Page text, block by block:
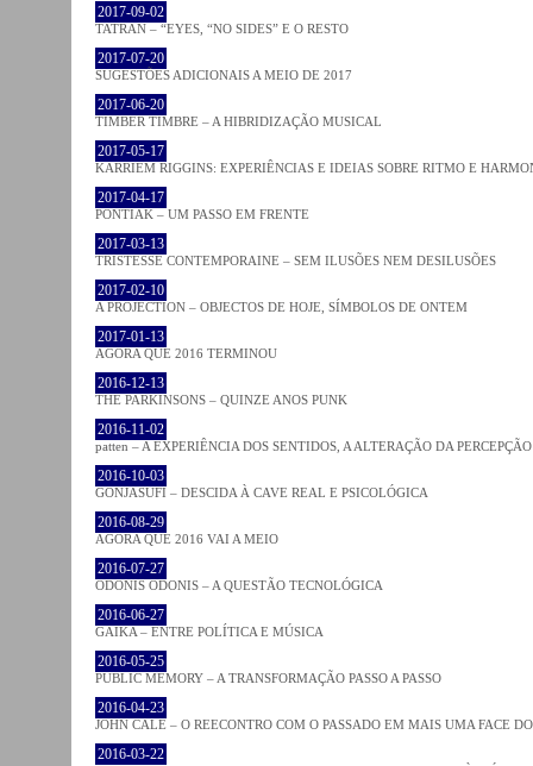
2017-09-02
TATRAN – “EYES, “NO SIDES” E O RESTO
2017-07-20
SUGESTÕES ADICIONAIS A MEIO DE 2017
2017-06-20
TIMBER TIMBRE – A HIBRIDIZAÇÃO MUSICAL
2017-05-17
KARRIEM RIGGINS: EXPERIÊNCIAS E IDEIAS SOBRE RITMO E
2017-04-17
PONTIAK – UM PASSO EM FRENTE
2017-03-13
TRISTESSE CONTEMPORAINE – SEM ILUSÕES NEM DESILUSÕES
2017-02-10
A PROJECTION – OBJECTOS DE HOJE, SÍMBOLOS DE ONTEM
2017-01-13
AGORA QUE 2016 TERMINOU
2016-12-13
THE PARKINSONS – QUINZE ANOS PUNK
2016-11-02
patten – A EXPERIÊNCIA DOS SENTIDOS, A ALTERAÇÃO DA PERCEPÇÃO
2016-10-03
GONJASUFI – DESCIDA À CAVE REAL E PSICOLÓGICA
2016-08-29
AGORA QUE 2016 VAI A MEIO
2016-07-27
ODONIS ODONIS – A QUESTÃO TECNOLÓGICA
2016-06-27
GAIKA – ENTRE POLÍTICA E MÚSICA
2016-05-25
PUBLIC MEMORY – A TRANSFORMAÇÃO PASSO A PASSO
2016-04-23
JOHN CALE – O REECONTRO COM O PASSADO EM MAIS UMA FACE
2016-03-22